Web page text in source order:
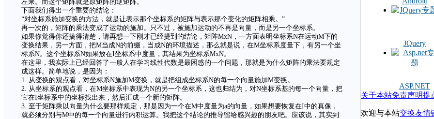
左乘。而这个矩阵就是原矩阵的逆矩阵。
下面我们得出一个重要的结论：
“对坐标系施加变换的方法，就是让表示那个坐标系的矩阵与表示那个变化的矩阵相乘。”
再一次的，矩阵的乘法变成了运动的施加。只不过，被施加运动的不再是向量，而是另一个坐标系。
如果你觉得你还搞得清楚，请再想一下刚才已经提到的结论，矩阵MxN，一方面表明坐标系N在运动M下的
变换结果，另一方面，把M当成N的前缀，当成N的环境描述，那么就是说，在M坐标系度量下，有另一个坐
标系N。这个坐标系N如果放在I坐标系中度量，其结果为坐标系MxN。
在这里，我实际上已经回答了一般人在学习线性代数是最困惑的一个问题，那就是为什么矩阵的乘法要规定
成这样。简单地说，是因为：
1. 从变换的观点看，对坐标系N施加M变换，就是把组成坐标系N的每一个向量施加M变换。
2. 从坐标系的观点看，在M坐标系中表现为N的另一个坐标系，这也归结为，对N坐标系基的每一个向量，把
它在I坐标系中的坐标找出来，然后汇成一个新的矩阵。
3. 至于矩阵乘以向量为什么要那样规定，那是因为一个在M中度量为a的向量，如果想要恢复在I中的真像，
就必须分别与M中的每一个向量进行内积运算。我把这个结论的推导留给感兴趣的朋友吧。应该说，其实到
JQuery
ASP.NET
关于本站免责声明提
欢迎与本站交换友情